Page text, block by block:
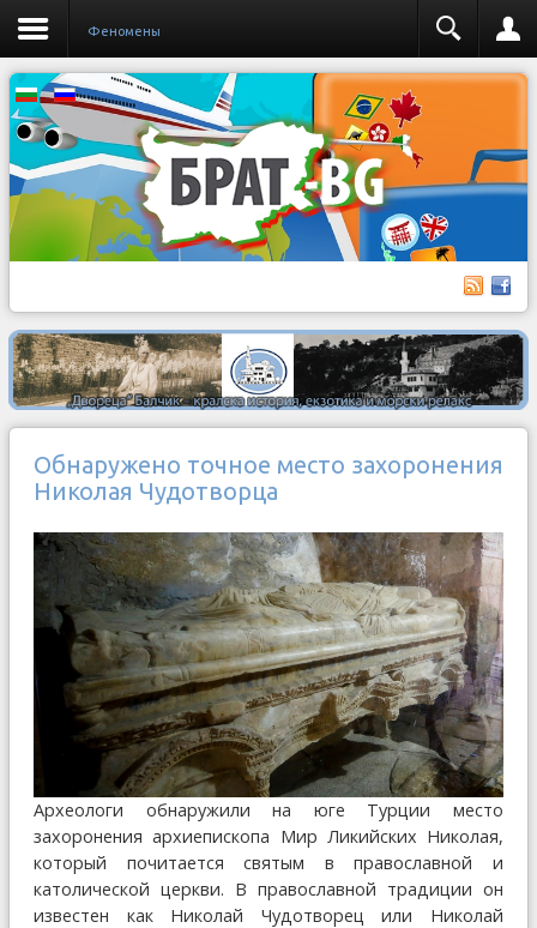
Феномены
Обнаружено точное место захоронения
Николая Чудотворца
Археологи обнаружили на юге Турции место
захоронения архиепископа Мир Ликийских Николая,
который почитается святым в православной и
католической церкви. В православной традиции он
известен как Николай Чудотворец или Николай